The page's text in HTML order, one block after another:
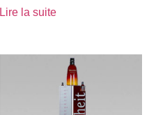
Lire la suite